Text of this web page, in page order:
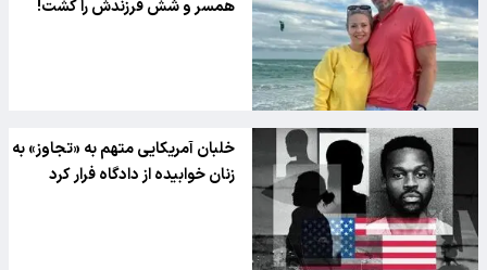
همسر و شش فرزندش را کُشت!
خلبان آمریکایی متهم به «تجاوز» به
زنان خوابیده از دادگاه فرار کرد